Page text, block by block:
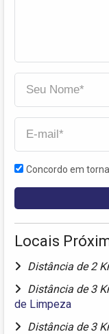
Concordo em
Locais
Distância de 2
Distância de 3
de Limpeza
Distância de 3